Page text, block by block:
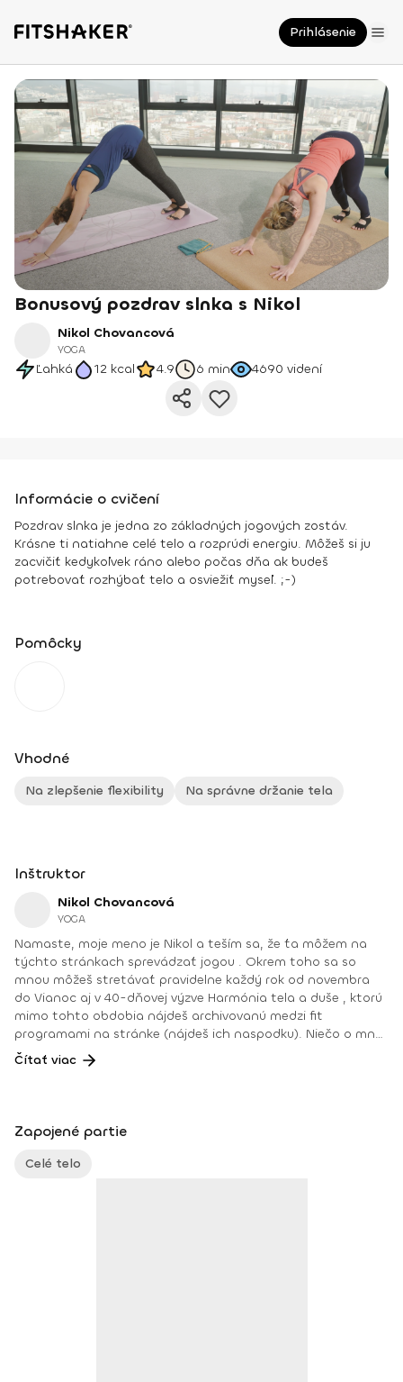
Prihlásenie
Bonusový pozdrav slnka s Nikol
Nikol Chovancová
YOGA
Ľahká 12 kcal 4.9 6 min 4690 videní
Informácie o cvičení
Pozdrav slnka je jedna zo základných jogových zostáv.
Krásne ti natiahne celé telo a rozprúdi energiu. Môžeš si ju
zacvičiť kedykoľvek ráno alebo počas dňa ak budeš
potrebovať rozhýbať telo a osviežiť myseľ. ;-)
Pomôcky
Vhodné
Na zlepšenie flexibility Na správne držanie tela
Inštruktor
Nikol Chovancová
YOGA
Namaste, moje meno je Nikol a teším sa, že ťa môžem na
týchto stránkach sprevádzať jogou . Okrem toho sa so
mnou môžeš stretávať pravidelne každý rok od novembra
do Vianoc aj v 40-dňovej výzve Harmónia tela a duše , ktorú
mimo tohto obdobia nájdeš archivovanú medzi fit
programami na stránke (nájdeš ich naspodku). Niečo o mne.
Od detstva som sa venovala rôznym druhom pohybu, najmä
tancu, pri ktorom som cítila slobodu a radosť. Neskôr som
z pohybu, uvoľnenie tela a mysle, spojenie so sebou
a odpovede na hlbšie otázky. Joge sa aktívne venujem od
roku 2008. Najväčšou odmenou je pre mňau učiť ľudí a vidieť
Čítať viac
Zapojené partie
Celé telo